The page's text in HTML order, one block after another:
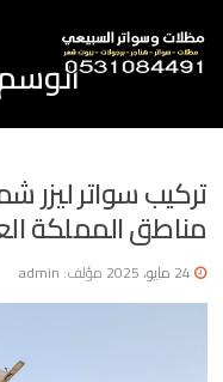
الى
المحتوى
تركيب سواتر ليزر
مناطق المملكة
24 مايو، 2025 مؤلف: admin